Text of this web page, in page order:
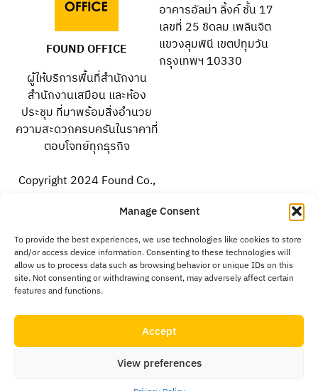
Manage Consent
To provide the best experiences, we use technologies like cookies to store
and/or access device information. Consenting to these technologies will
allow us to process data such as browsing behavior or unique IDs on this
site. Not consenting or withdrawing consent, may adversely affect certain
features and functions.
Accept
View preferences
FOUND OFFICE
ผู้ให้บริการพื้นที่สำนักงาน
สำนักงานเสมือน และห้อง
ประชุม ที่มาพร้อมสิ่งอำนวย
ความสะดวกครบครันในราคาที่
ตอบโจทย์ทุกธุรกิจ
Copyright 2024 Found Co.,
อาคารอัลม่า ลิ้งค์ ชั้น 17
เลขที่ 25 ชิดลม เพลินจิต
แขวงลุมพินี เขตปทุมวัน
กรุงเทพฯ 10330
facebook.com/foundoffice
instagram.com/foundoffice
094-159-5146